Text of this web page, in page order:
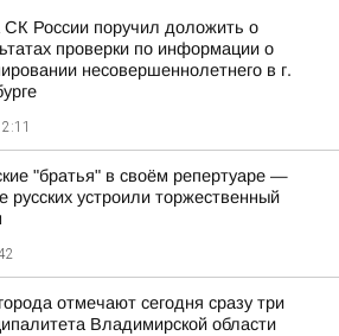
СК России поручил доложить о
проверки по информации о
несовершеннолетнего в г.
"братья" в своём репертуаре —
русских устроили торжественный
отмечают сегодня сразу три
Владимирской области